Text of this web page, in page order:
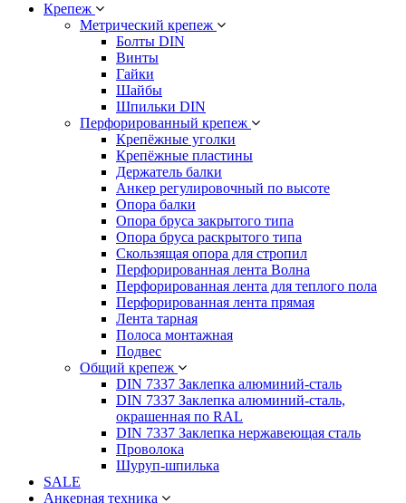
Крепеж
Метрический крепеж
Болты DIN
Винты
Гайки
Шайбы
Шпильки DIN
Перфорированный крепеж
Крепёжные уголки
Крепёжные пластины
Держатель балки
Анкер регулировочный по высоте
Опора балки
Опора бруса закрытого типа
Опора бруса раскрытого типа
Скользящая опора для стропил
Перфорированная лента Волна
Перфорированная лента для теплого пола
Перфорированная лента прямая
Лента тарная
Полоса монтажная
Подвес
Общий крепеж
DIN 7337 Заклепка алюминий-сталь
DIN 7337 Заклепка алюминий-сталь,
окрашенная по RAL
DIN 7337 Заклепка нержавеющая сталь
Проволока
Шуруп-шпилька
SALE
Анкерная техника